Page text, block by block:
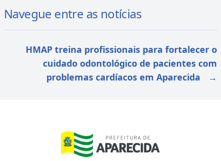
Navegue entre as notícias
HMAP treina profissionais para fortalecer o
cuidado odontológico de pacientes com
problemas cardíacos em Aparecida
→